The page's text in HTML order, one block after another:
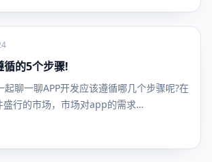
循的5个步骤!
起聊一聊APP开发应该遵循哪几个步骤呢?在
行的市场，市场对app的需求…